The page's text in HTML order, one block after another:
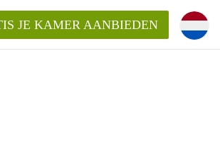
JE KAMER AANBIEDEN